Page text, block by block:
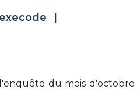
du mois